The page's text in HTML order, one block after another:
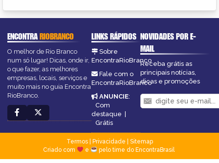
ENCONTRARIOBRANCO
O melhor de Rio Branco
num só lugar! Dicas, onde ir,
o que fazer, as melhores
empresas, locais, serviços e
muito mais no guia Encontra
RioBranco.
LINKS RÁPIDOS
Sobre
EncontraRioBranco
Fale com o
EncontraRioBranco
ANUNCIE:
Com
destaque |
Grátis
NOVIDADES POR E-
MAIL
Receba grátis as
principais notícias,
dicas e promoções
Termos| Privacidade
Sitemap
Criado com
e pelo time do EncontraBrasil